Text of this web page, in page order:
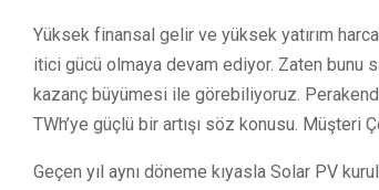
Yüksek finansal gelir ve yüksek yatırım
itici gücü olmaya devam ediyor. Zaten bunu
kazanç büyümesi ile görebiliyoruz.
TWh’ye güçlü bir artışı söz konusu.
Geçen yıl aynı döneme kıyasla Solar PV